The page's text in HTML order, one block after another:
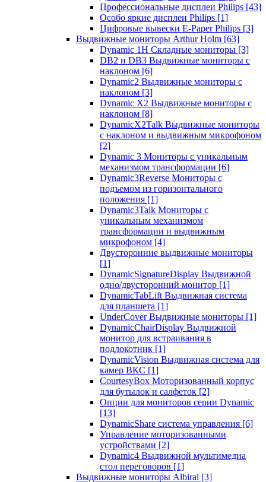
Профессиональные дисплеи Philips [43]
Особо яркие дисплеи Philips [1]
Цифровые вывески E-Paper Philips [3]
Выдвижные мониторы Arthur Holm [63]
Dynamic 1Н Складные мониторы [3]
DB2 и DB3 Выдвижные мониторы с
наклоном [6]
Dynamic2 Выдвижные мониторы с
наклоном [3]
Dynamic X2 Выдвижные мониторы с
наклоном [8]
DynamicX2Talk Выдвижные мониторы
с наклоном и выдвижным микрофоном
[2]
Dynamic 3 Мониторы с уникальным
механизмом трансформации [6]
Dynamic3Reverse Мониторы с
подъемом из горизонтального
положения [1]
Dynamic3Talk Мониторы с
уникальным механизмом
трансформации и выдвижным
микрофоном [4]
Двусторонние выдвижные мониторы
[1]
DynamicSignatureDisplay Выдвижной
одно/двусторонний монитор [1]
DynamicTabLift Выдвижная система
для планшета [1]
UnderCover Выдвижные мониторы [1]
DynamicChairDisplay Выдвижной
монитор для встраивания в
подлокотник [1]
DynamicVision Выдвижная система для
камер ВКС [1]
CourtesyBox Моторизованный корпус
для бутылок и салфеток [2]
Опции для мониторов серии Dynamic
[13]
DynamicShare система управления [6]
Управление моторизованными
устройствами [2]
Dynamic4 Выдвижной мультимедиа
стол переговоров [1]
Выдвижные мониторы Albiral [3]